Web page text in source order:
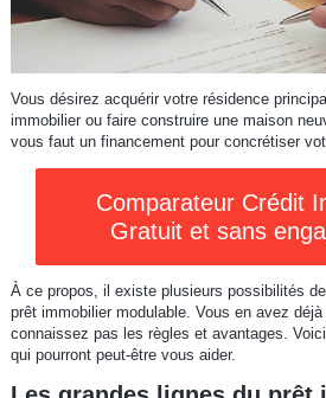
Vous désirez acquérir votre résidence
immobilier ou faire construire une maison
vous faut un financement pour concrétiser
Comparateur Crédit
Gratuit et sans
À ce propos, il existe plusieurs possibilités
prêt immobilier modulable. Vous en avez déjà
connaissez pas les règles et avantages.
qui pourront peut-être vous aider.